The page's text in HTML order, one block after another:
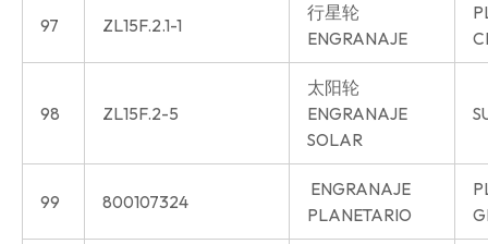
97 ZL15F.2.1-1
行星轮
ENGRANAJE
98 ZL15F.2-5
太阳轮
ENGRANAJE
SOLAR
99 800107324
ENGRANAJE
PLANETARIO